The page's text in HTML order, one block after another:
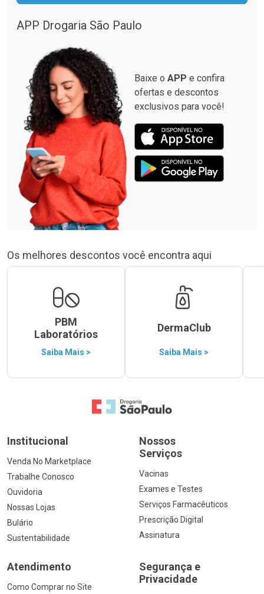
APP Drogaria São Paulo
Baixe o APP e confira
ofertas e descontos
exclusivos para você!
Os melhores descontos você encontra aqui
PBM
Laboratórios
Saiba Mais >
DermaClub
Saiba Mais >
Ir para a Home
Institucional
Venda No Marketplace
Trabalhe Conosco
Ouvidoria
Nossas Lojas
Bulário
Sustentabilidade
Nossos
Serviços
Vacinas
Exames e Testes
Serviços Farmacêuticos
Prescrição Digital
Assinatura
Atendimento
Como Comprar no Site
Segurança e
Privacidade